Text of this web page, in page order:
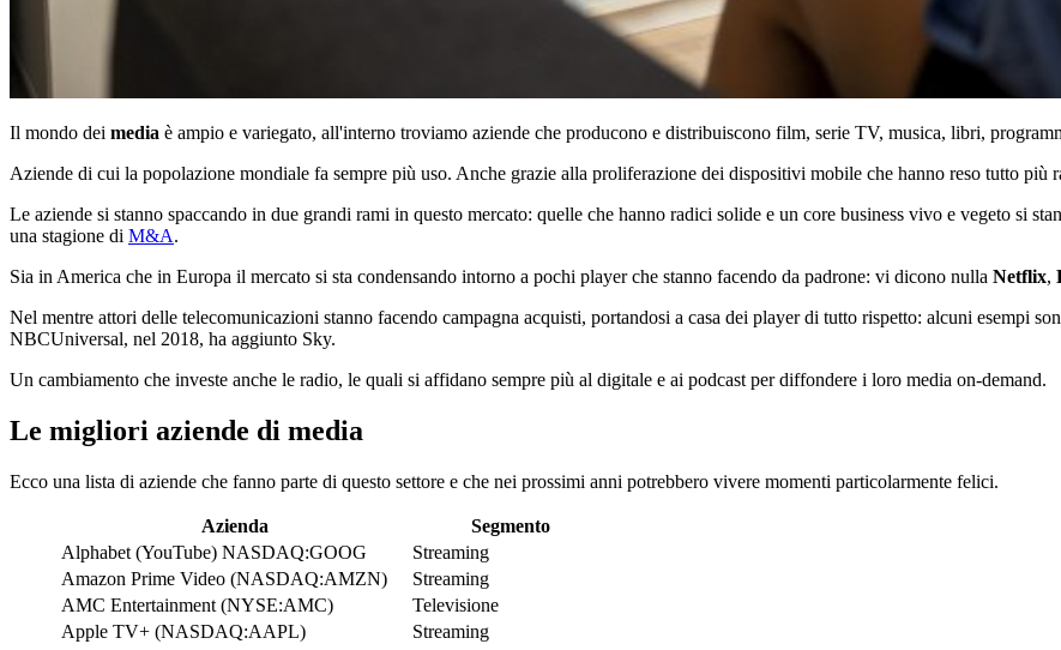
Il mondo dei media è ampio e variegato, all'interno troviamo aziende che producono e distribuiscono film, serie TV, musica, libri,
Aziende di cui la popolazione mondiale fa sempre più uso. Anche grazie alla proliferazione dei dispositivi mobile che hanno reso tutto più
Le aziende si stanno spaccando in due grandi rami in questo mercato: quelle che hanno radici solide e un core business vivo e vegeto si
una stagione di M&A.
Sia in America che in Europa il mercato si sta condensando intorno a pochi player che stanno facendo da padrone: vi dicono nulla Netflix,
Nel mentre attori delle telecomunicazioni stanno facendo campagna acquisti, portandosi a casa dei player di tutto rispetto: alcuni esempi
NBCUniversal, nel 2018, ha aggiunto Sky.
Un cambiamento che investe anche le radio, le quali si affidano sempre più al digitale e ai podcast per diffondere i loro media on-demand.
Le migliori aziende di media
Ecco una lista di aziende che fanno parte di questo settore e che nei prossimi anni potrebbero vivere momenti particolarmente felici.
Azienda
Segmento
Alphabet (YouTube) NASDAQ:GOOG
Streaming
Amazon Prime Video (NASDAQ:AMZN)
Streaming
AMC Entertainment (NYSE:AMC)
Televisione
Apple TV+ (NASDAQ:AAPL)
Streaming